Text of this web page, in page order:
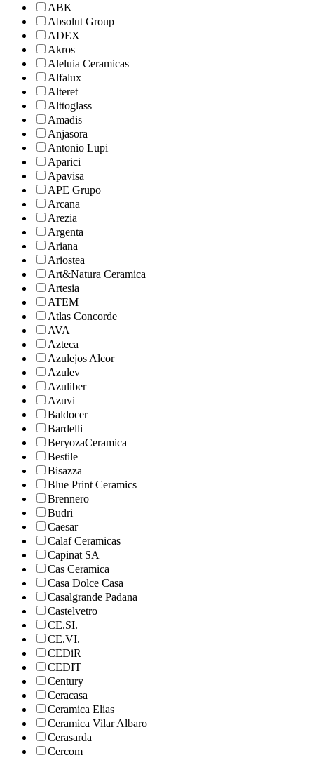
ABK
Absolut Group
ADEX
Akros
Aleluia Ceramicas
Alfalux
Alteret
Alttoglass
Amadis
Anjasora
Antonio Lupi
Aparici
Apavisa
APE Grupo
Arcana
Arezia
Argenta
Ariana
Ariostea
Art&Natura Ceramica
Artesia
ATEM
Atlas Concorde
AVA
Azteca
Azulejos Alcor
Azulev
Azuliber
Azuvi
Baldocer
Bardelli
BeryozaCeramica
Bestile
Bisazza
Blue Print Ceramics
Brennero
Budri
Caesar
Calaf Ceramicas
Capinat SA
Cas Ceramica
Casa Dolce Casa
Casalgrande Padana
Castelvetro
CE.SI.
CE.VI.
CEDiR
CEDIT
Century
Ceracasa
Ceramica Elias
Ceramica Vilar Albaro
Cerasarda
Cercom